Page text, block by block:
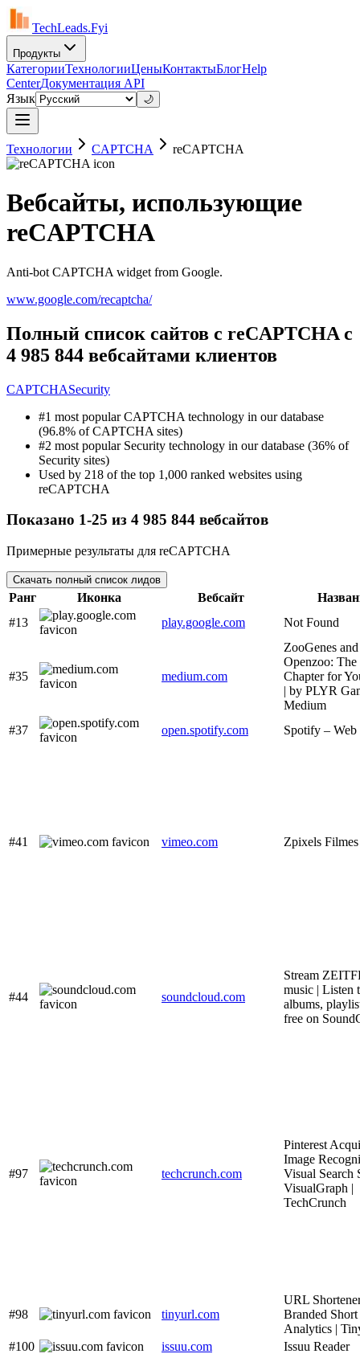
TechLeads.Fyi
Продукты
КатегорииТехнологииЦеныКонтактыБлогHelp
CenterДокументация API
Язык
🌙
Технологии CAPTCHA reCAPTCHA
Вебсайты, использующие
reCAPTCHA
Anti-bot CAPTCHA widget from Google.
www.google.com/recaptcha/
Полный список сайтов с reCAPTCHA с
4 985 844 вебсайтами клиентов
CAPTCHASecurity
#1 most popular CAPTCHA technology in our database
(96.8% of CAPTCHA sites)
#2 most popular Security technology in our database (36% of
Security sites)
Used by 218 of the top 1,000 ranked websites using
reCAPTCHA
Показано 1-25 из 4 985 844 вебсайтов
Примерные результаты для reCAPTCHA
Скачать полный список лидов
Ранг Иконка Вебсайт
#13
play.google.com Not Found
#35 medium.com
ZooGenes and
Openzoo:
Chapter for
| by PLYR
Medium
#37
open.spotify.com Spotify – Web
#41 vimeo.com Zpixels Filmes
#44 soundcloud.com
Stream
music | Listen
albums,
free on
#97 techcrunch.com
Pinterest
Image
Visual Search
VisualGraph |
TechCrunch
#98 tinyurl.com
URL
Branded
Analytics |
#100
issuu.com Issuu Reader